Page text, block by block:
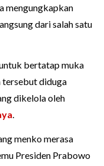
mengungkapkan
dari salah satu
bertatap muka
tersebut diduga
dikelola oleh
.
menko merasa
Presiden Prabowo